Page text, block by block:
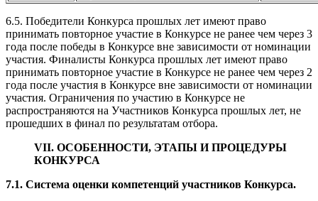
6.5. Победители Конкурса прошлых лет имеют право
принимать повторное участие в Конкурсе не ранее чем через 3
года после победы в Конкурсе вне зависимости от номинации
участия. Финалисты Конкурса прошлых лет имеют право
принимать повторное участие в Конкурсе не ранее чем через 2
года после участия в Конкурсе вне зависимости от номинации
участия. Ограничения по участию в Конкурсе не
распространяются на Участников Конкурса прошлых лет, не
прошедших в финал по результатам отбора.
VII. ОСОБЕННОСТИ, ЭТАПЫ И ПРОЦЕДУРЫ
КОНКУРСА
7.1. Система оценки компетенций участников Конкурса.